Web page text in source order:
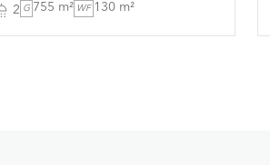
2 G 755 m² WF 130 m²